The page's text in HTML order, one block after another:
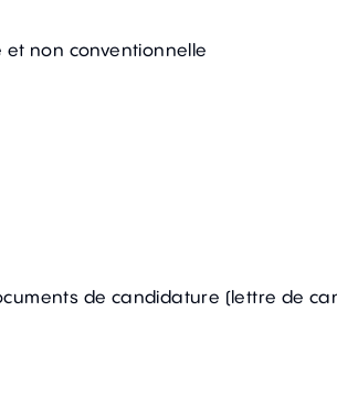
non conventionnelle
de candidature (lettre de